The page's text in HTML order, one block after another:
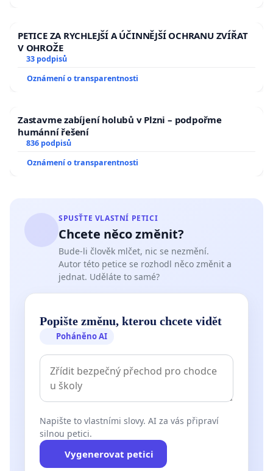
PETICE ZA RYCHLEJŠÍ A ÚČINNĚJŠÍ OCHRANU ZVÍŘAT
V OHROŽE
33 podpisů
Oznámení o transparentnosti
Zastavme zabíjení holubů v Plzni – podpořme
humánní řešení
836 podpisů
Oznámení o transparentnosti
SPUSŤTE VLASTNÍ PETICI
Chcete něco změnit?
Bude-li člověk mlčet, nic se nezmění.
Autor této petice se rozhodl něco změnit a
jednat. Uděláte to samé?
Popište změnu, kterou chcete vidět
Poháněno AI
Napište to vlastními slovy. AI za vás připraví
silnou petici.
Vygenerovat petici